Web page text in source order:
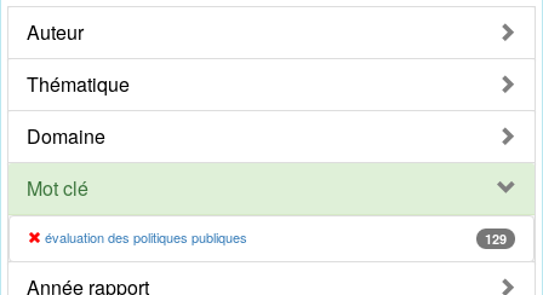
Auteur
Thématique
Domaine
Mot clé
évaluation des politiques publiques 129
Année rapport